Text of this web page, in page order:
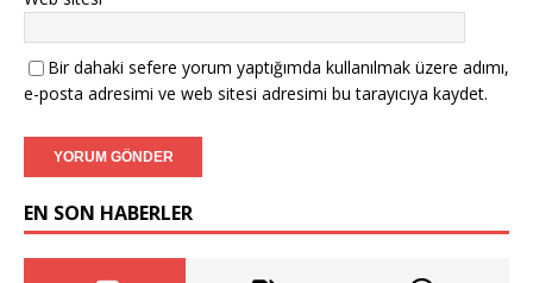
Bir dahaki sefere yorum yaptığımda kullanılmak üzere adımı,
e-posta adresimi ve web sitesi adresimi bu tarayıcıya kaydet.
EN SON HABERLER